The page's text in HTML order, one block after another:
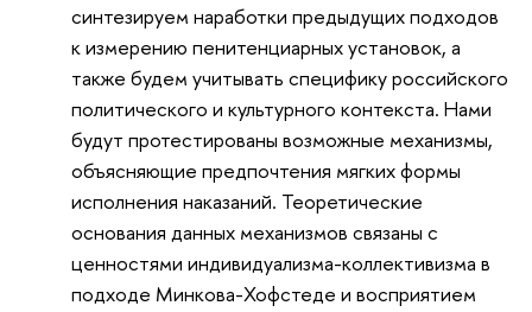
синтезируем наработки предыдущих подходов
к измерению пенитенциарных установок, а
также будем учитывать специфику российского
политического и культурного контекста. Нами
будут протестированы возможные механизмы,
объясняющие предпочтения мягких формы
исполнения наказаний. Теоретические
основания данных механизмов связаны с
ценностями индивидуализма-коллективизма в
подходе Минкова-Хофстеде и восприятием